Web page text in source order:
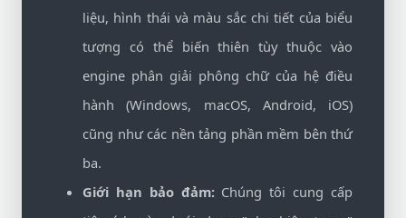
liệu, hình thái và màu sắc chi tiết của biểu
tượng có thể biến thiên tùy thuộc vào
engine phân giải phông chữ của hệ điều
hành (Windows, macOS, Android, iOS)
cũng như các nền tảng phần mềm bên thứ
ba.
Giới hạn bảo đảm:Chúng tôi cung cấp